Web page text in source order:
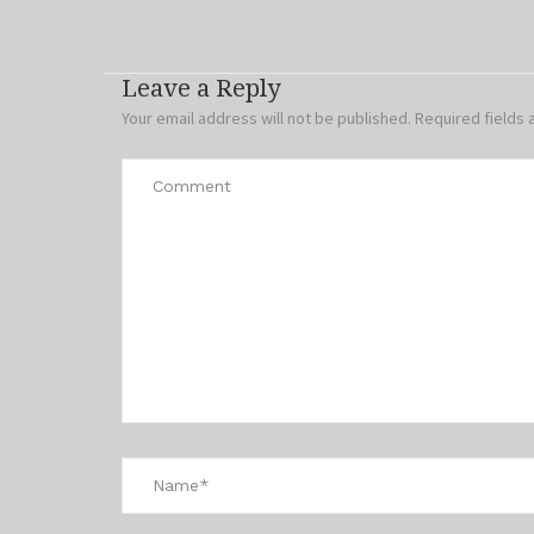
Leave a Reply
Your email address will not be published. Required fields